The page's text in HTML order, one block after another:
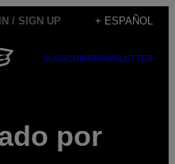
/ SIGN UP + ESPAÑOL
SUBSCRIBENEWSLETTER
por